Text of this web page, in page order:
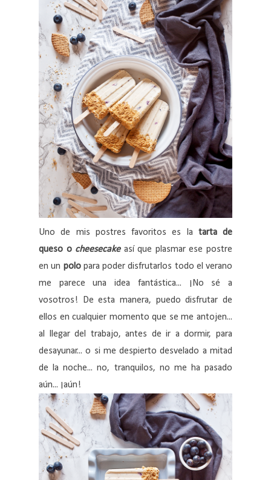
Uno de mis postres favoritos es la tarta de
queso o cheesecakeasí que plasmar ese postre
en un polopara poder disfrutarlos todo el verano
me parece una idea fantástica... ¡No sé a
vosotros! De esta manera, puedo disfrutar de
ellos en cualquier momento que se me antojen...
al llegar del trabajo, antes de ir a dormir, para
desayunar... o si me despierto desvelado a mitad
de la noche... no, tranquilos, no me ha pasado
aún... ¡aún!